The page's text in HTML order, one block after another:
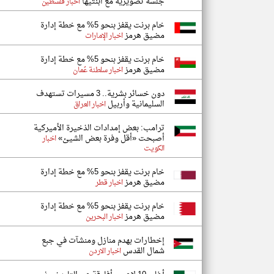
خام برنت يقفز بنحو 5% مع خطة إدارة
مضيق هرمزاخبار الإمارات
خام برنت يقفز بنحو 5% مع خطة إدارة
مضيق هرمزاخبار سلطنة عُمان
دون خسائر بشرية.. 3 مسيرات تستهدف
السليمانية وأربيلاخبار العراق
ترامب: بعض إمدادات الذخيرة الأميركية
أصبحت «أقل وفرة بعض الشيئ»اخبار
الكويت
خام برنت يقفز بنحو 5% مع خطة إدارة
مضيق هرمزاخبار قطر
خام برنت يقفز بنحو 5% مع خطة إدارة
مضيق هرمزاخبار البحرين
إخطارات بهدم منازل ومنشآت في جبع
شمال القدساخبار الاردن